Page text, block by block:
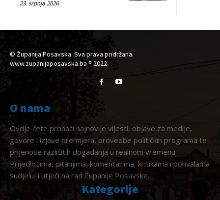
23. srpnja 2026.
© Županija Posavska. Sva prava pridržana.
www.zupanijaposavska.ba ® 2022
O nama
Ovdje ćete pronaći najnovije vijesti, objave za medije,
govore i izjave premijera, provedbe političkih programa te
prijenose različitih događanja u realnom vremenu.
Prijedlozima, pitanjima, komentarima, kritikama i pohvalama
sudjeluj i utječi na rad Županije Posavske.
Kategorije